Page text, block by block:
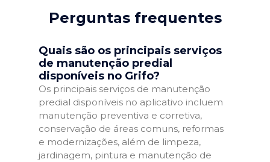
Perguntas frequentes
Quais são os principais serviços
de manutenção predial
disponíveis no Grifo?
Os principais serviços de manutenção
predial disponíveis no aplicativo incluem
manutenção preventiva e corretiva,
conservação de áreas comuns, reformas
e modernizações, além de limpeza,
jardinagem, pintura e manutenção de